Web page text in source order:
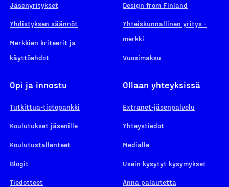
Jäsenyritykset
Yhdistyksen säännöt
Merkkien kriteerit ja
käyttöehdot
Design from Finland
Yhteiskunnallinen yritys -
merkki
Vuosimaksu
Opi ja innostu
Tutkittua-tietopankki
Koulutukset jäsenille
Koulutustallenteet
Blogit
Tiedotteet
Ollaan yhteyksissä
Extranet-jäsenpalvelu
Yhteystiedot
Medialle
Usein kysytyt kysymykset
Anna palautetta